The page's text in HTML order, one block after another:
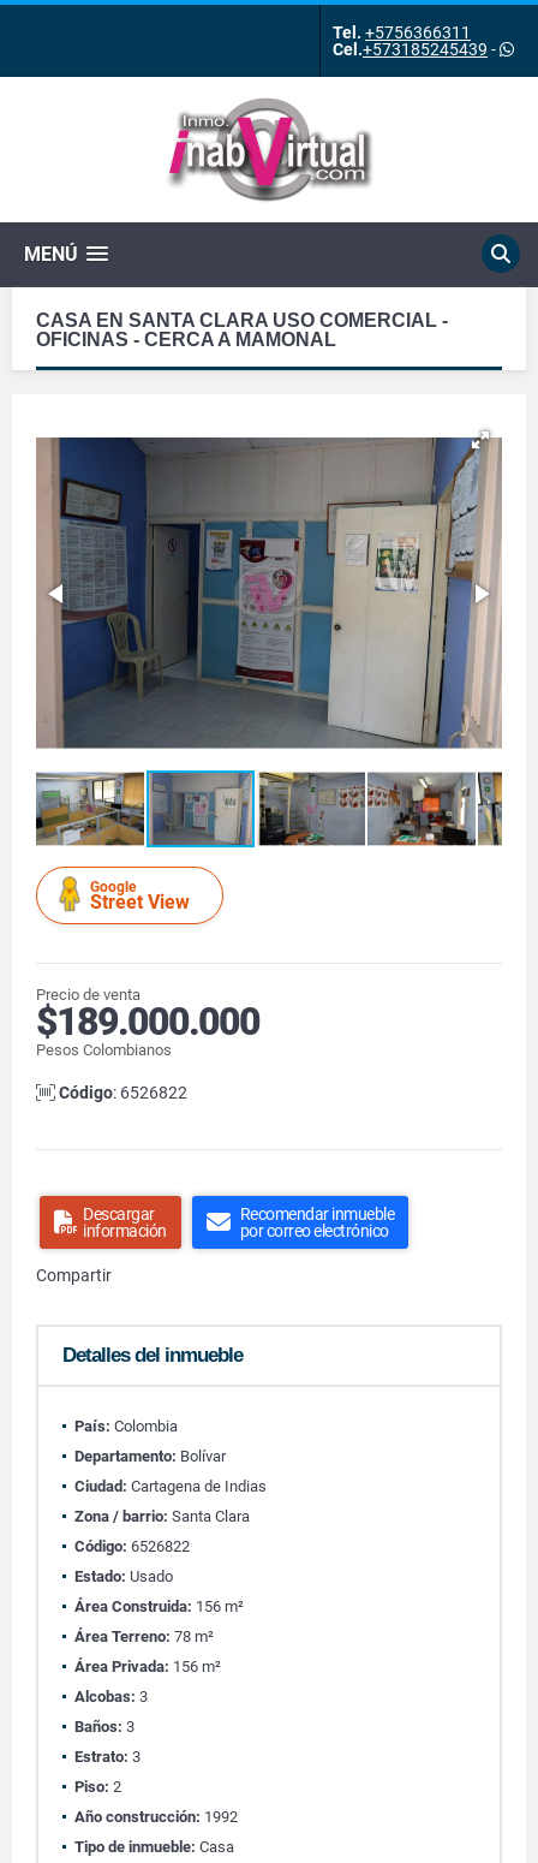
Tel. +5756366311
Cel.+573185245439 -
MENÚ
CASA EN SANTA CLARA USO COMERCIAL -
OFICINAS - CERCA A MAMONAL
Google
Street View
Precio de venta
$189.000.000
Pesos Colombianos
Código: 6526822
Descargar
información
Recomendar inmueble
por correo electrónico
Compartir
Detalles del inmueble
País: Colombia
Departamento: Bolívar
Ciudad: Cartagena de Indias
Zona / barrio: Santa Clara
Código: 6526822
Estado: Usado
Área Construida: 156 m²
Área Terreno: 78 m²
Área Privada: 156 m²
Alcobas: 3
Baños: 3
Estrato: 3
Piso: 2
Año construcción: 1992
Tipo de inmueble: Casa